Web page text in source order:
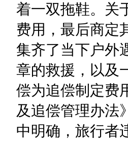
着一双拖鞋。关
费用，最后商定
集齐了当下户外
章的救援，以及
偿为追偿制定费
及追偿管理办法
中明确，旅行者